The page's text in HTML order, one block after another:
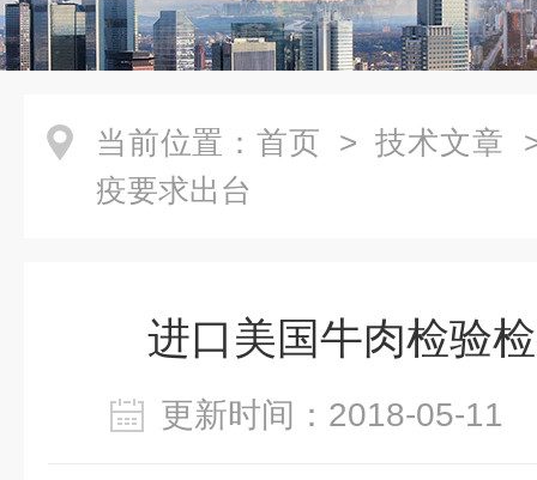
当前位置： 首页 > 技术文章
疫要求出台
进口美国牛肉检验
更新时间：2018-05-